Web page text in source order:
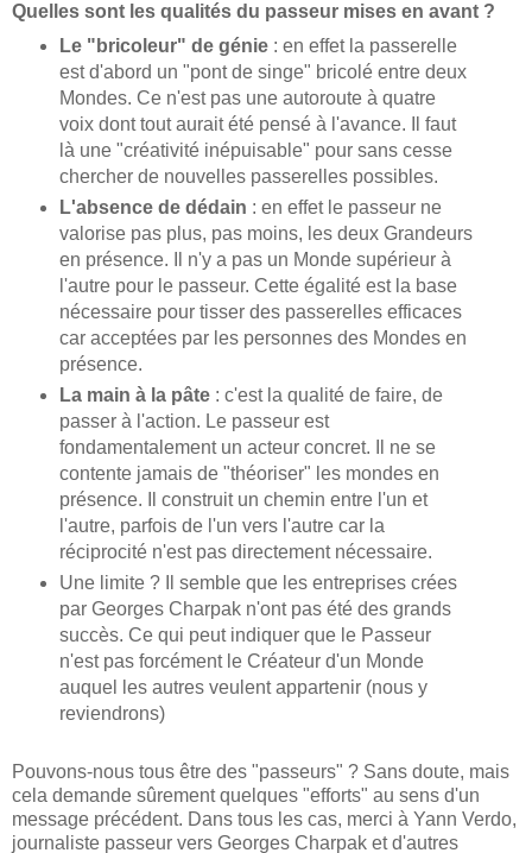
Quelles sont les qualités du passeur mises en avant ?
Le "bricoleur" de génie: en effet la passerelle
est d'abord un "pont de singe" bricolé entre deux
Mondes. Ce n'est pas une autoroute à quatre
voix dont tout aurait été pensé à l'avance. Il faut
là une "créativité inépuisable" pour sans cesse
chercher de nouvelles passerelles possibles.
L'absence de dédain : en effet le passeur ne
valorise pas plus, pas moins, les deux Grandeurs
en présence. Il n'y a pas un Monde supérieur à
l'autre pour le passeur. Cette égalité est la base
nécessaire pour tisser des passerelles efficaces
car acceptées par les personnes des Mondes en
présence.
La main à la pâte: c'est la qualité de faire, de
passer à l'action. Le passeur est
fondamentalement un acteur concret. Il ne se
contente jamais de "théoriser" les mondes en
présence. Il construit un chemin entre l'un et
l'autre, parfois de l'un vers l'autre car la
réciprocité n'est pas directement nécessaire.
Une limite ? Il semble que les entreprises crées
par Georges Charpak n'ont pas été des grands
succès. Ce qui peut indiquer que le Passeur
n'est pas forcément le Créateur d'un Monde
auquel les autres veulent appartenir (nous y
reviendrons)
Pouvons-nous tous être des "passeurs" ? Sans doute, mais
cela demande sûrement quelques "efforts" au sens d'un
message précédent. Dans tous les cas, merci à Yann Verdo,
journaliste passeur vers Georges Charpak et d'autres